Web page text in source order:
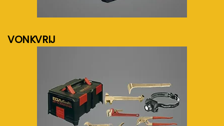
VONKVRIJ